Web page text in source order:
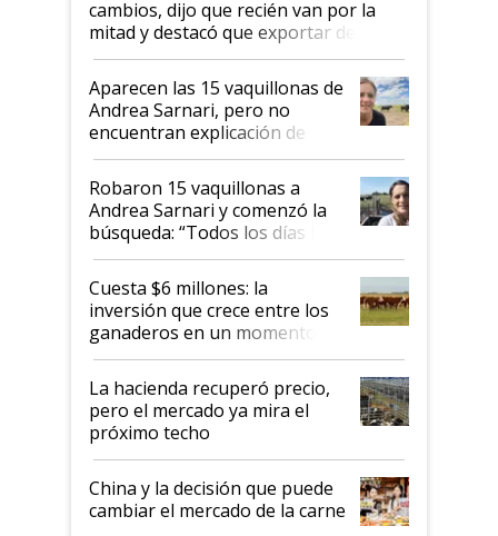
cambios, dijo que recién van por la
mitad y destacó que exportar dejó de
ser "para unos pocos": "Tenemos un
mandato muy claro del gobierno
nacional"
Aparecen las 15 vaquillonas de
Andrea Sarnari, pero no
encuentran explicación de
cómo llegaron allí
Robaron 15 vaquillonas a
Andrea Sarnari y comenzó la
búsqueda: “Todos los días le
toca a algún productor”
Cuesta $6 millones: la
inversión que crece entre los
ganaderos en un momento
histórico para la actividad
La hacienda recuperó precio,
pero el mercado ya mira el
próximo techo
China y la decisión que puede
cambiar el mercado de la carne